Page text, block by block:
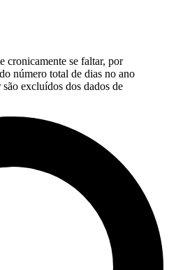
cronicamente se faltar, por
número total de dias no ano
excluídos dos dados de